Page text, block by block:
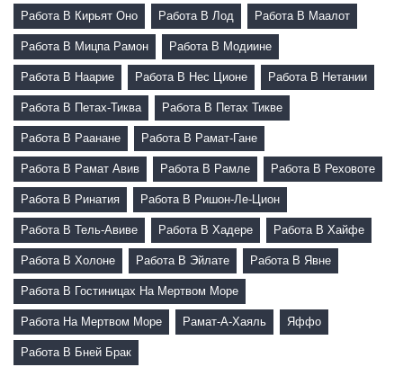
Работа В Кирьят Оно Работа В Лод Работа В Маалот
Работа В Мицпа Рамон Работа В Модиине
Работа В Наарие Работа В Нес Ционе Работа В Нетании
Работа В Петах-Тиква Работа В Петах Тикве
Работа В Раанане Работа В Рамат-Гане
Работа В Рамат Авив Работа В Рамле Работа В Реховоте
Работа В Ринатия Работа В Ришон-Ле-Цион
Работа В Тель-Авиве Работа В Хадере Работа В Хайфе
Работа В Холоне Работа В Эйлате Работа В Явне
Работа В Гостиницах На Мертвом Море
Работа На Мертвом Море Рамат-А-Хаяль Яффо
Работа В Бней Брак